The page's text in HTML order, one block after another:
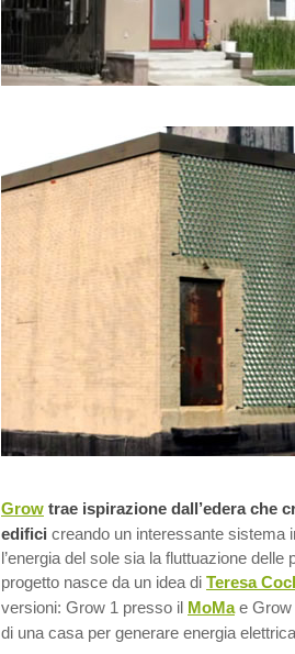
Grow trae ispirazione dall’edera che
edifici creando un interessante sistema
l’energia del sole sia la fluttuazione delle
progetto nasce da un idea di Teresa
versioni: Grow 1 presso il
MoMae Grow
di una casa per generare energia